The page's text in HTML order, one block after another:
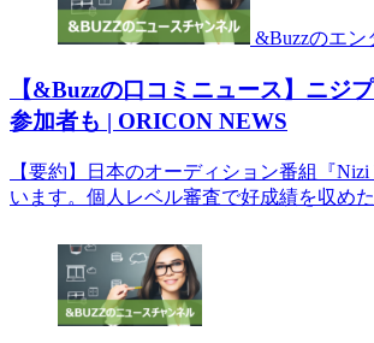
&Buzzのエン
【&Buzzの口コミニュース】ニ
参加者も | ORICON NEWS
【要約】日本のオーディション番組『
います。個人レベル審査で好成績を収め